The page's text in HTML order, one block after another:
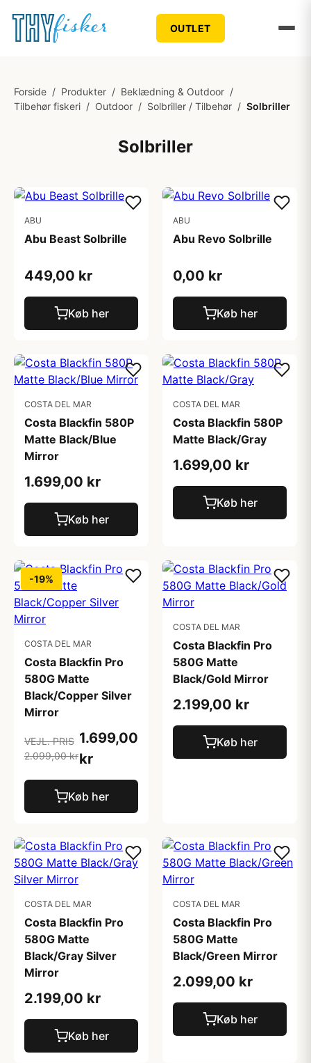
OUTLET
Forside / Produkter / Beklædning & Outdoor /
Tilbehør fiskeri / Outdoor / Solbriller / Tilbehør / Solbriller
Solbriller
ABU
Abu Beast Solbrille
449,00 kr
Køb her
ABU
Abu Revo Solbrille
0,00 kr
Køb her
COSTA DEL MAR
Costa Blackfin 580P
Matte Black/Blue
Mirror
1.699,00 kr
Køb her
COSTA DEL MAR
Costa Blackfin 580P
Matte Black/Gray
1.699,00 kr
Køb her
-19%
COSTA DEL MAR
Costa Blackfin Pro
580G Matte
Black/Copper Silver
Mirror
VEJL. PRIS
2.099,00 kr
1.699,00
kr
Køb her
COSTA DEL MAR
Costa Blackfin Pro
580G Matte
Black/Gold Mirror
2.199,00 kr
Køb her
COSTA DEL MAR
Costa Blackfin Pro
580G Matte
Black/Gray Silver
Mirror
2.199,00 kr
Køb her
COSTA DEL MAR
Costa Blackfin Pro
580G Matte
Black/Green Mirror
2.099,00 kr
Køb her